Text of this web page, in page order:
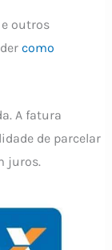
outros
como
A fatura
de parcelar
juros.